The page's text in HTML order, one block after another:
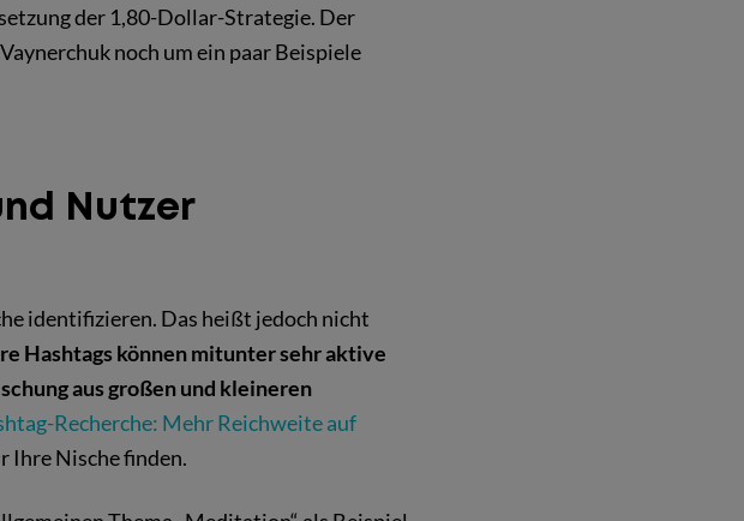
der 1,80-Dollar-Strategie. Der
noch um ein paar Beispiele
Nutzer
identifizieren. Das heißt jedoch nicht
Hashtags können mitunter sehr aktive
aus großen und kleineren
Recherche: Mehr Reichweite auf
Ihre Nische finden.